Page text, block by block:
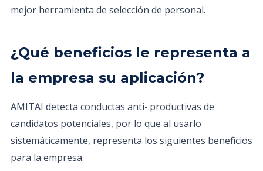
mejor herramienta de selección de personal.
¿Qué beneficios le representa a
la empresa su aplicación?
AMITAI detecta conductas anti-.productivas de
candidatos potenciales, por lo que al usarlo
sistemáticamente, representa los siguientes beneficios
para la empresa.